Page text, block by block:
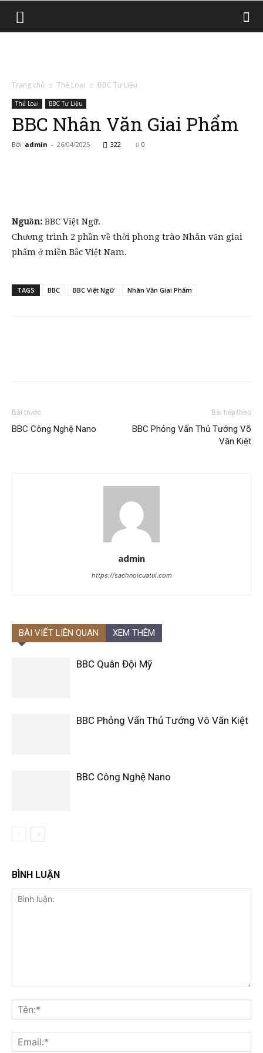
Trang chủ Thể Loại BBC Tư Liệu
Thể Loại BBC Tư Liệu
BBC Nhân Văn Giai Phẩm
Bởi admin - 26/04/2025 322 0
Nguồn: BBC Việt Ngữ.
Chương trình 2 phần về thời phong trào Nhân văn giai
phẩm ở miền Bắc Việt Nam.
TAGS BBC BBC Việt Ngữ Nhân Văn Giai Phẩm
Bài trước
BBC Công Nghệ Nano
Bài tiếp theo
BBC Phỏng Vấn Thủ Tướng Võ
Văn Kiệt
admin
https://sachnoicuatui.com
BÀI VIẾT LIÊN QUAN XEM THÊM
BBC Quân Đội Mỹ
BBC Phỏng Vấn Thủ Tướng Võ Văn Kiệt
BBC Công Nghệ Nano
BÌNH LUẬN